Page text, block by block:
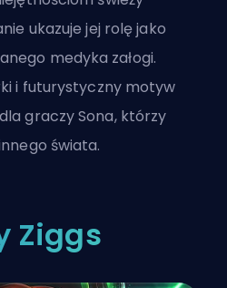
ukazuje jej rolę jako
medyka załogi.
i futurystyczny motyw
graczy Sona, którzy
świata.
Ziggs